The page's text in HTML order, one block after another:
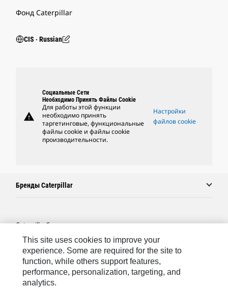
Фонд Caterpillar
CIS ‧ Russian
warning
Социальные Сети
Необходимо Принять Файлы Cookie
Для работы этой функции
необходимо принять
таргетинговые, функциональные
файлы cookie и файлы cookie
производительности.
Настройки
файлов cookie
Бренды Caterpillar
Caterpillar.com
Связаться С Caterpillar
Карта Сайта
Cookie Settings
This site uses cookies to improve your
experience. Some are required for the site to
function, while others support features,
performance, personalization, targeting, and
analytics.